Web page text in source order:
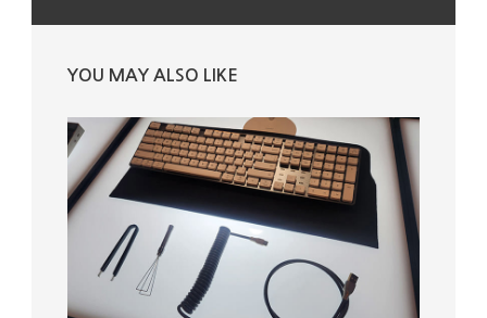
YOU MAY ALSO LIKE